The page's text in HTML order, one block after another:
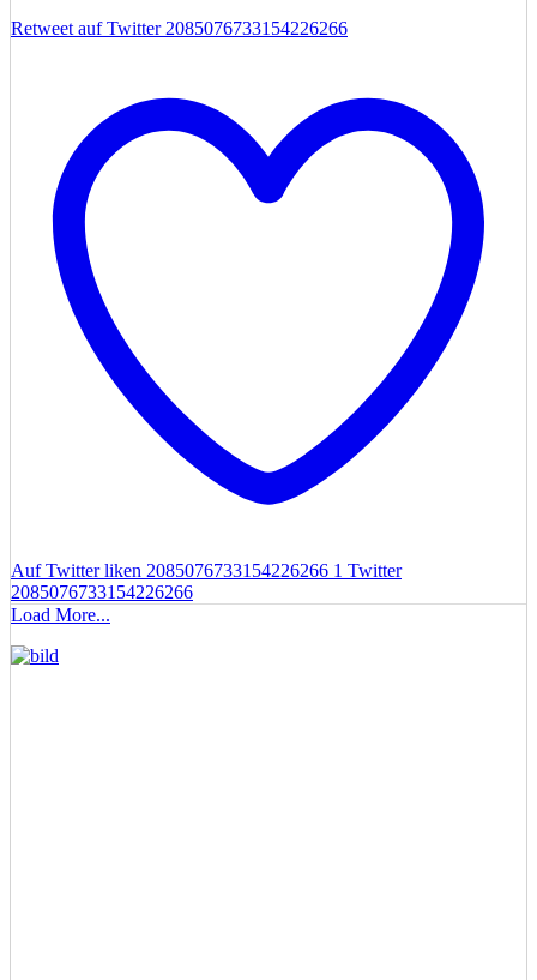
Retweet auf Twitter 2085076733154226266
Auf Twitter liken 2085076733154226266 1 Twitter
2085076733154226266
Load More...